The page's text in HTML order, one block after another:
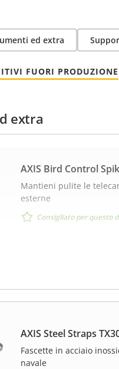
ed extra
FUORI PRODUZIONE
extra
AXIS Bird Control
Mantieni pulite le
esterne
Consigliato per questo
AXIS Steel Straps
Fascette in acciaio
navale